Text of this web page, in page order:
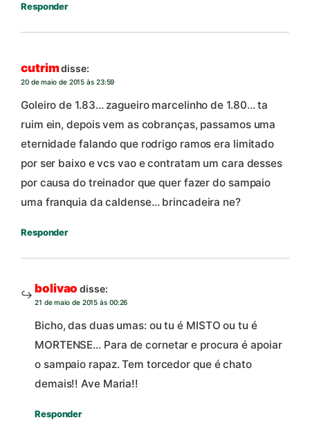
Responder
cutrimdisse:
20 de maio de 2015 às 23:59
Goleiro de 1.83… zagueiro marcelinho de 1.80… ta
ruim ein, depois vem as cobranças, passamos uma
eternidade falando que rodrigo ramos era limitado
por ser baixo e vcs vao e contratam um cara desses
por causa do treinador que quer fazer do sampaio
uma franquia da caldense… brincadeira ne?
Responder
bolivao disse:
21 de maio de 2015 às 00:26
Bicho, das duas umas: ou tu é MISTO ou tu é
MORTENSE… Para de cornetar e procura é apoiar
o sampaio rapaz. Tem torcedor que é chato
demais!! Ave Maria!!
Responder